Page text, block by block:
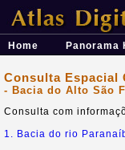
Átlas Digital das
Home Panorama
Consulta Espacial
- Bacia do Alto São
Consulta com
1. Bacia do rio